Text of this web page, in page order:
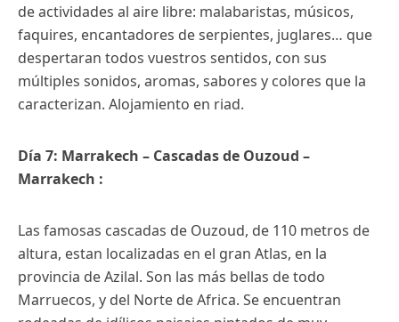
de actividades al aire libre: malabaristas, músicos,
faquires, encantadores de serpientes, juglares… que
despertaran todos vuestros sentidos, con sus
múltiples sonidos, aromas, sabores y colores que la
caracterizan. Alojamiento en riad.
Día 7: Marrakech – Cascadas de Ouzoud –
Marrakech :
Las famosas cascadas de Ouzoud, de 110 metros de
altura, estan localizadas en el gran Atlas, en la
provincia de Azilal. Son las más bellas de todo
Marruecos, y del Norte de Africa. Se encuentran